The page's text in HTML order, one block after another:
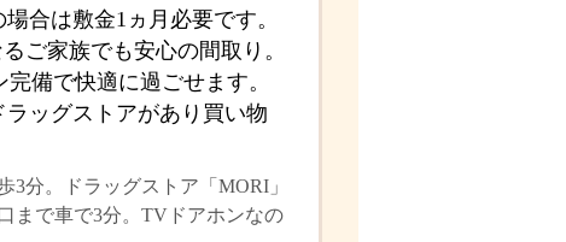
合は敷金1ヵ月必要です。
ご家族でも安心の間取り。
備で快適に過ごせます。
ッグストアがあり買い物
分。ドラッグストア「MORI」
まで車で3分。TVドアホンなの